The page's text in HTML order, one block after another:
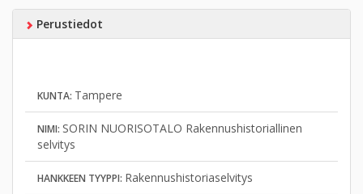
Perustiedot
KUNTA: Tampere
NIMI: SORIN NUORISOTALO Rakennushistoriallinen
selvitys
HANKKEEN TYYPPI: Rakennushistoriaselvitys